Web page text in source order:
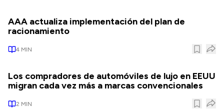
AAA actualiza implementación del plan de
racionamiento
4 MIN
Los compradores de automóviles de lujo en EEUU
migran cada vez más a marcas convencionales
2 MIN